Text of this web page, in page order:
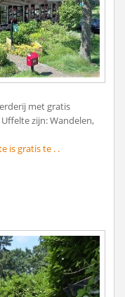
met gratis
zijn: Wandelen,
is gratis te . .